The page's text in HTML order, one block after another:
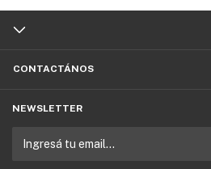
CONTACTÁNOS
NEWSLETTER